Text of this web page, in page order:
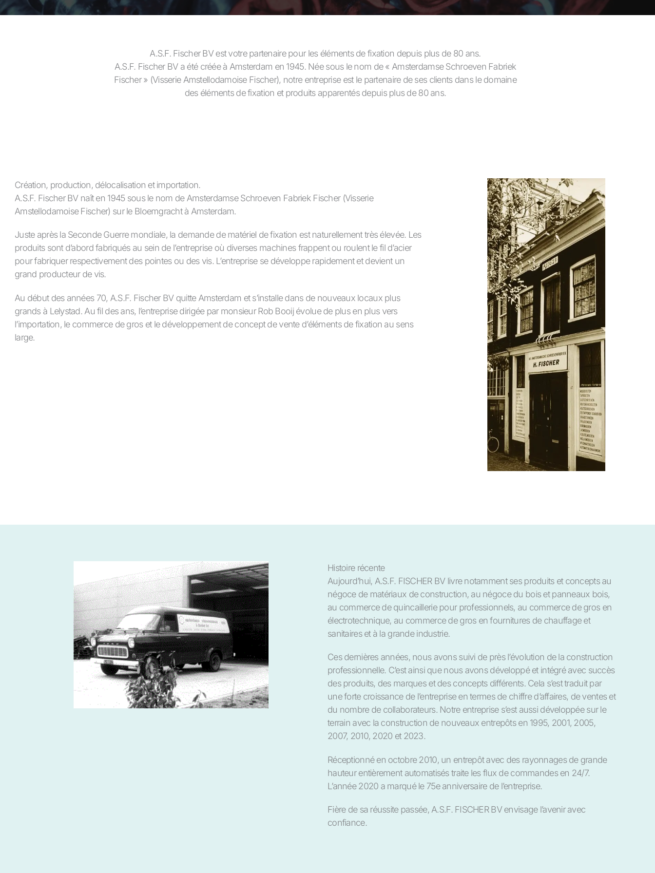
A.S.F. Fischer BV est votre partenaire pour les éléments de fixation depuis plus de 80 ans.
A.S.F. Fischer BV a été créée à Amsterdam en 1945. Née sous le nom de « Amsterdamse Schroeven Fabriek
Fischer » (Visserie Amstellodamoise Fischer), notre entreprise est le partenaire de ses clients dans le domaine
des éléments de fixation et produits apparentés depuis plus de 80 ans.
Création, production, délocalisation et importation.
A.S.F. Fischer BV naît en 1945 sous le nom de Amsterdamse Schroeven Fabriek Fischer (Visserie
Amstellodamoise Fischer) sur le Bloemgracht à Amsterdam.
Juste après la Seconde Guerre mondiale, la demande de matériel de fixation est naturellement très élevée. Les
produits sont d’abord fabriqués au sein de l’entreprise où diverses machines frappent ou roulent le fil d’acier
pour fabriquer respectivement des pointes ou des vis. L’entreprise se développe rapidement et devient un
grand producteur de vis.
Au début des années 70, A.S.F. Fischer BV quitte Amsterdam et s’installe dans de nouveaux locaux plus
grands à Lelystad. Au fil des ans, l’entreprise dirigée par monsieur Rob Booij évolue de plus en plus vers
l’importation, le commerce de gros et le développement de concept de vente d’éléments de fixation au sens
large.
Histoire récente
Aujourd’hui, A.S.F. FISCHER BV livre notamment ses produits et concepts au
négoce de matériaux de construction, au négoce du bois et panneaux bois,
au commerce de quincaillerie pour professionnels, au commerce de gros en
électrotechnique, au commerce de gros en fournitures de chauffage et
sanitaires et à la grande industrie.
Ces dernières années, nous avons suivi de près l’évolution de la construction
professionnelle. C’est ainsi que nous avons développé et intégré avec succès
des produits, des marques et des concepts différents. Cela s’est traduit par
une forte croissance de l’entreprise en termes de chiffre d’affaires, de ventes et
du nombre de collaborateurs. Notre entreprise s’est aussi développée sur le
terrain avec la construction de nouveaux entrepôts en 1995, 2001, 2005,
2007, 2010, 2020 et 2023.
Réceptionné en octobre 2010, un entrepôt avec des rayonnages de grande
hauteur entièrement automatisés traite les flux de commandes en 24/7.
L’année 2020 a marqué le 75e anniversaire de l’entreprise.
Fière de sa réussite passée, A.S.F. FISCHER BV envisage l’avenir avec
confiance.